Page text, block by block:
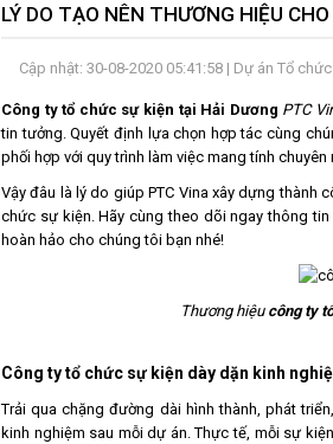
LÝ DO TẠO NÊN THƯƠNG HIỆU
Cập nhật: 30-08-2020 05:41:58 | Dự án Tổ
Công ty tổ chức sự kiện tại Hải Dương PTC
tin tưởng. Quyết định lựa chọn hợp tác cùng
phối hợp với quy trình làm việc mang tính chuyên
Vậy đâu là lý do giúp PTC Vina xây dựng thành
chức sự kiện. Hãy cùng theo dõi ngay thông
hoàn hảo cho chúng tôi bạn nhé!
Thương hiệu công ty
Công ty tổ chức sự kiện dày dặn kinh
Trải qua chặng đường dài hình thành, phát
kinh nghiệm sau mỗi dự án. Thực tế, mỗi sự